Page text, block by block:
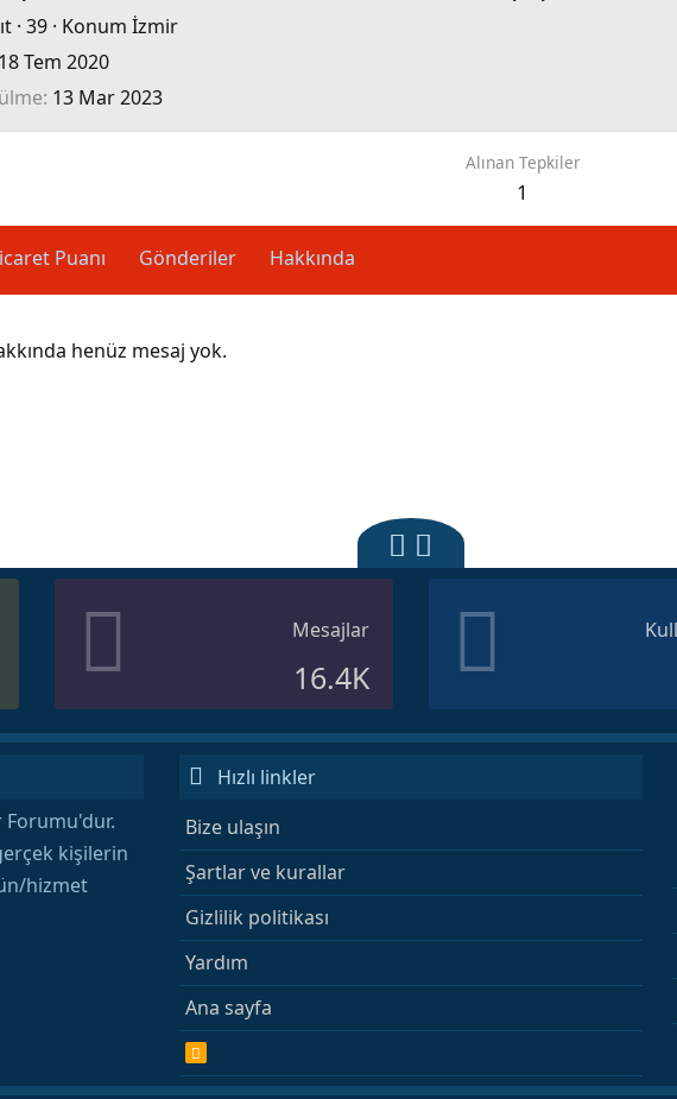
· 39 · Konum İzmir
18 Tem 2020
13 Mar 2023
Alınan Tepkiler
1
Puanı Gönderiler Hakkında
henüz mesaj yok.
Mesajlar
16.4K
Forumu'dur.
kişilerin
hizmet
Hızlı linkler
Bize ulaşın
Şartlar ve kurallar
Gizlilik politikası
Yardım
Ana sayfa
R
S
S